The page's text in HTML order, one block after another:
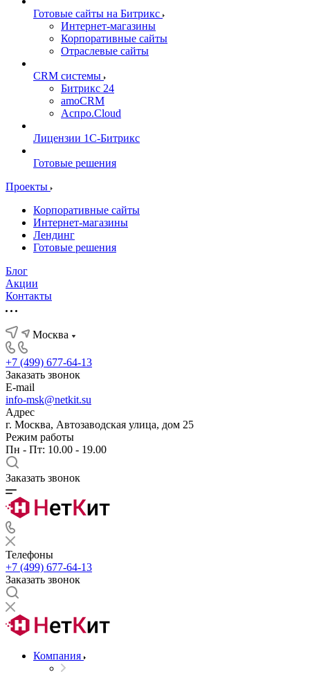
Готовые сайты на Битрикс
Интернет-магазины
Корпоративные сайты
Отраслевые сайты
CRM системы
Битрикс 24
amoCRM
Аспро.Cloud
Лицензии 1С-Битрикс
Готовые решения
Проекты
Корпоративные сайты
Интернет-магазины
Лендинг
Готовые решения
Блог
Акции
Контакты
Москва
+7 (499) 677-64-13
Заказать звонок
E-mail
info-msk@netkit.su
Адрес
г. Москва, Автозаводская улица, дом 25
Режим работы
Пн - Пт: 10.00 - 19.00
Заказать звонок
Телефоны
+7 (499) 677-64-13
Заказать звонок
Компания